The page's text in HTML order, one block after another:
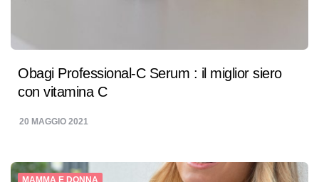
Obagi Professional-C Serum : il miglior siero
con vitamina C
20 MAGGIO 2021
MAMMA E DONNA